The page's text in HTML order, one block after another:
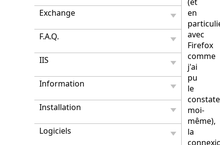
Exchange
F.A.Q.
IIS
Information
Installation
Logiciels
en
avec
Firefox
comme
j'ai
pu
le
moi-
même),
la